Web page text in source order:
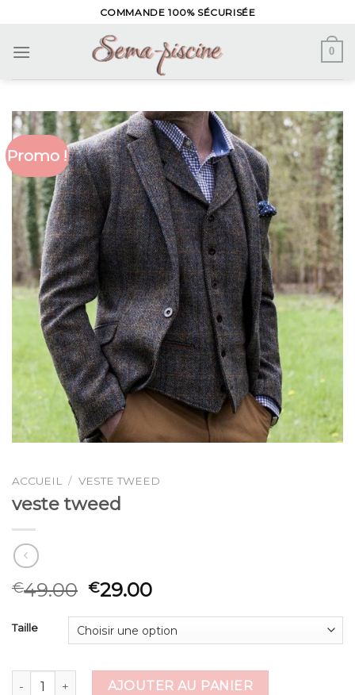
content
COMMANDE 100% SÉCURISÉE
0
Promo !
ACCUEIL / VESTE TWEED
veste tweed
€49.00 €29.00
Taille
quantité de veste tweedAJOUTER AU PANIER